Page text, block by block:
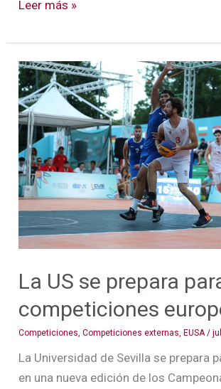
Leer más »
La US se prepara
competiciones
Competiciones ,Competiciones externas ,EUSA /
La Universidad de Sevilla se prepara
en una nueva edición de los
La
US
se
prepara
para
sus
competiciones
europeas